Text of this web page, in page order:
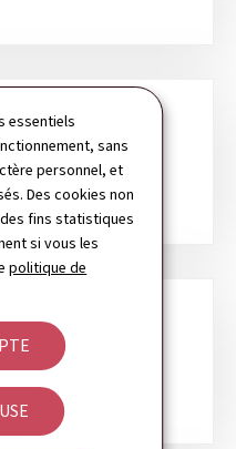
essentiels
sans
personnel, et
Des cookies non
fins statistiques
si vous les
politique de
SITE